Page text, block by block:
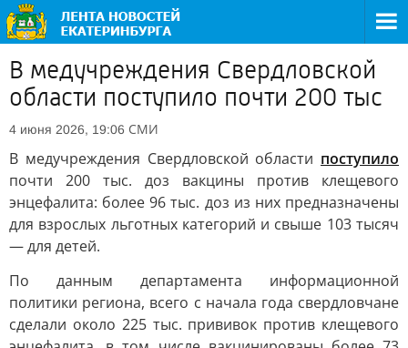
В медучреждения Свердловской
области поступило почти 200 тыс
4 июня 2026, 19:06 СМИ
В медучреждения Свердловской области поступило
почти 200 тыс. доз вакцины против клещевого
энцефалита: более 96 тыс. доз из них предназначены
для взрослых льготных категорий и свыше 103 тысяч
— для детей.
По данным департамента информационной
политики региона, всего с начала года свердловчане
сделали около 225 тыс. прививок против клещевого